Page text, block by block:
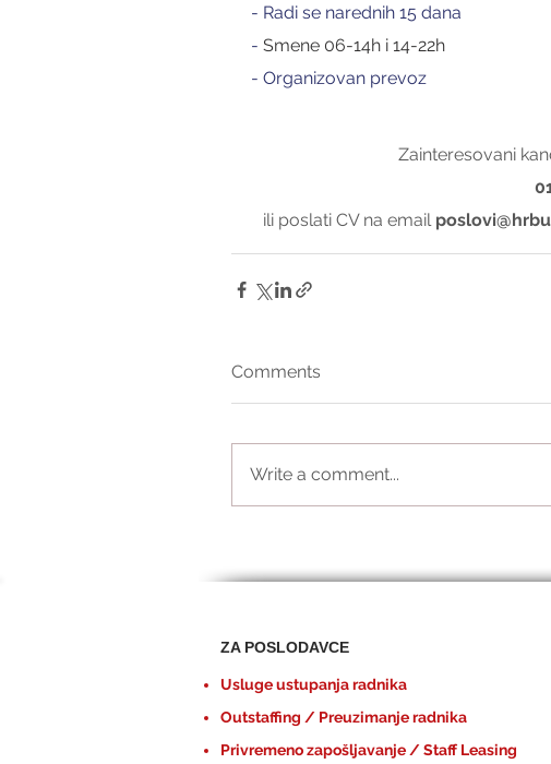
- Radi se narednih 15 dana
- Smene 06-14h i 14-22h
- Organizovan prevoz
Zainteresovani
ili poslati CV na email
Comments
Write a comment...
ZA POSLODAVCE
Usluge ustupanja radnika
Outstaffing / Preuzimanje radnika
Privremeno zapošljavanje / Staff Leasing